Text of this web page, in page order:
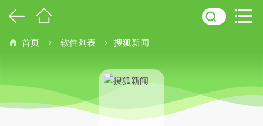
首页 软件列表 搜狐新闻